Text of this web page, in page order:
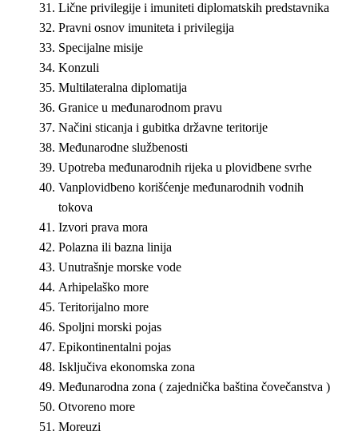
Lične privilegije i imuniteti diplomatskih predstavnika
Pravni osnov imuniteta i privilegija
Specijalne misije
Konzuli
Multilateralna diplomatija
Granice u međunarodnom pravu
Načini sticanja i gubitka državne teritorije
Međunarodne službenosti
Upotreba međunarodnih rijeka u plovidbene svrhe
Vanplovidbeno korišćenje međunarodnih vodnih
tokova
Izvori prava mora
Polazna ili bazna linija
Unutrašnje morske vode
Arhipelaško more
Teritorijalno more
Spoljni morski pojas
Epikontinentalni pojas
Isključiva ekonomska zona
Međunarodna zona ( zajednička baština čovečanstva )
Otvoreno more
Moreuzi